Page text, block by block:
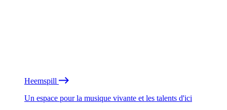
Heemspill
Un espace pour la musique vivante et les talents d'ici